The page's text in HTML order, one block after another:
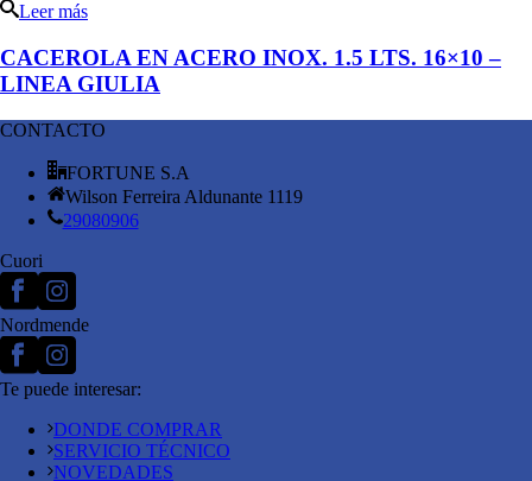
Leer más
CACEROLA EN ACERO INOX. 1.5 LTS. 16×10 –
LINEA GIULIA
CONTACTO
FORTUNE S.A
Wilson Ferreira Aldunante 1119
29080906
Cuori
Nordmende
Te puede interesar:
DONDE COMPRAR
SERVICIO TÉCNICO
NOVEDADES